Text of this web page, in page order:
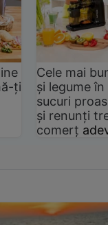
ți
Cele mai
și legume
sucuri
și renunți
comerț